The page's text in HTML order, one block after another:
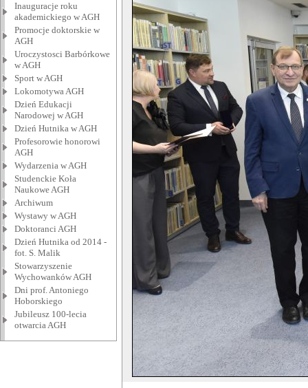
Inauguracje roku
akademickiego w AGH
Promocje doktorskie w
AGH
Uroczystosci Barbórkowe
w AGH
Sport w AGH
Lokomotywa AGH
Dzień Edukacji
Narodowej w AGH
Dzień Hutnika w AGH
Profesorowie honorowi
AGH
Wydarzenia w AGH
Studenckie Koła
Naukowe AGH
Archiwum
Wystawy w AGH
Doktoranci AGH
Dzień Hutnika od 2014 -
fot. S. Malik
Stowarzyszenie
Wychowanków AGH
Dni prof. Antoniego
Hoborskiego
Jubileusz 100-lecia
otwarcia AGH